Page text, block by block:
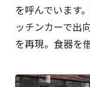
を呼んでいます
ッチンカーで出
を再現。食器を